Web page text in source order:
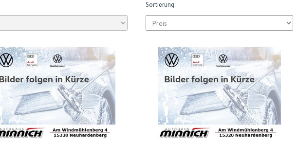
Sortierung: